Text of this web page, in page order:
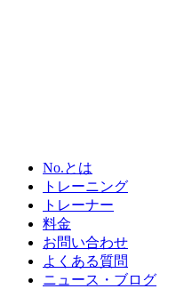
No.とは
トレーニング
トレーナー
料金
お問い合わせ
よくある質問
ニュース・ブログ